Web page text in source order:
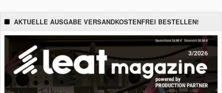
AKTUELLE AUSGABE VERSANDKOSTENFREI BESTELLEN!